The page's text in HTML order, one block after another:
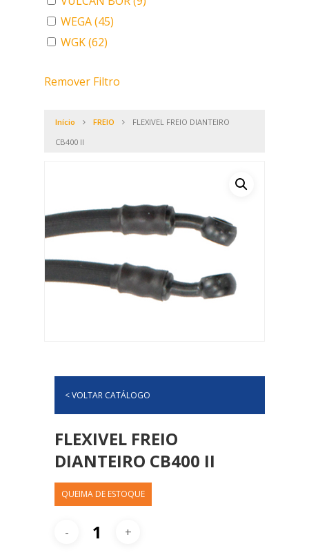
WEGA(45)
WGK(62)
Remover Filtro
Início FREIO
FLEXIVEL FREIO DIANTEIRO
CB400 II
< VOLTAR CATÁLOGO
FLEXIVEL FREIO
DIANTEIRO CB400 II
QUEIMA DE ESTOQUE